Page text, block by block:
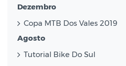
Dezembro
Copa MTB Dos Vales 2019
Agosto
Tutorial Bike Do Sul